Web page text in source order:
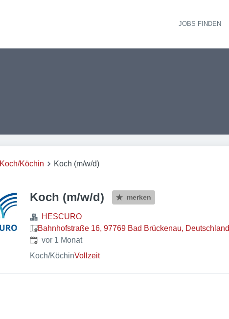
JOBS FINDEN
Koch/Köchin Koch (m/w/d)
Koch (m/w/d) merken
HESCURO
Bahnhofstraße 16, 97769 Bad Brückenau, Deutschland
Veröffentlicht:
vor 1 Monat
Koch/KöchinVollzeit